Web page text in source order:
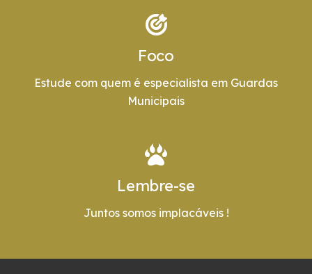
Foco
Estude com quem é especialista em Guardas
Municipais
Lembre-se
Juntos somos implacáveis !